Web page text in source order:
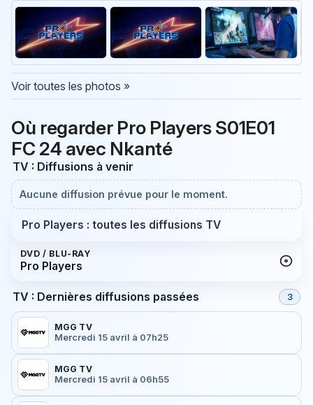
Voir toutes les photos »
Où regarder Pro Players S01E01
FC 24 avec Nkanté
TV : Diffusions à venir
Aucune diffusion prévue pour le moment.
Pro Players : toutes les diffusions TV
DVD / BLU-RAY
Pro Players
TV : Dernières diffusions passées 3
MGG TV
Mercredi 15 avril à 07h25
MGG TV
Mercredi 15 avril à 06h55